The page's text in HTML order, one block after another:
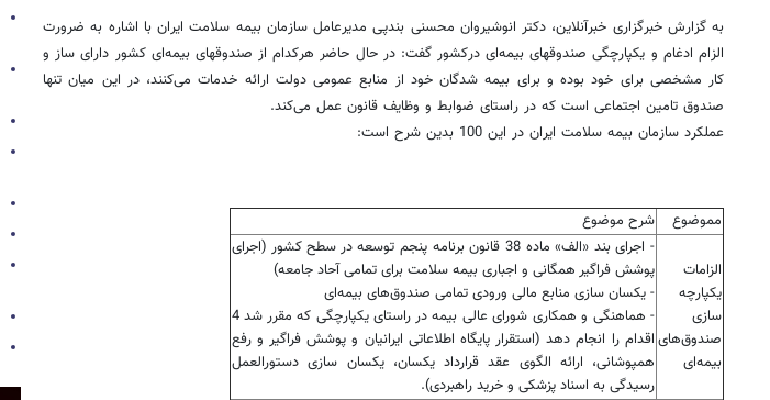
به گزارش خبرگزاری خبرآنلاین، دکتر انوشیروان محسنی بندپی مدیرعامل سازمان بیمه سلامت ایران با اشاره به ضرورت
الزام ادغام و یکپارچگی صندوقهای بیمه‌ای درکشور گفت: در حال حاضر هرکدام از صندوقهای بیمه‌ای کشور دارای ساز و
کار مشخصی برای خود بوده و برای بیمه شدگان خود از منابع عمومی دولت ارائه خدمات می‌کنند، در این میان تنها
صندوق تامین اجتماعی است که در راستای ضوابط و وظایف قانون عمل می‌کند.
عملکرد سازمان بیمه سلامت ایران در این 100 بدین شرح است:
مموضوع شرح موضوع
الزامات
یکپارچه
سازی
صندوق‌های
بیمه‌ای
- اجرای بند «الف» ماده 38 قانون برنامه پنجم توسعه در سطح کشور (اجرای
پوشش فراگیر همگانی و اجباری بیمه سلامت برای تمامی آحاد جامعه)
- یکسان سازی منابع مالی ورودی تمامی صندوق‌های بیمه‌ای
- هماهنگی و همکاری شورای عالی بیمه در راستای یکپارچگی که مقرر شد 4
اقدام را انجام دهد (استقرار پایگاه اطلاعاتی ایرانیان و پوشش فراگیر و رفع
همپوشانی، ارائه الگوی عقد قرارداد یکسان، یکسان سازی دستورالعمل
رسیدگی به اسناد پزشکی و خرید راهبردی).